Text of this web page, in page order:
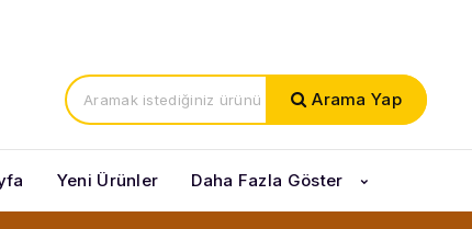
Arama Yap
Yeni Ürünler Daha Fazla Göster